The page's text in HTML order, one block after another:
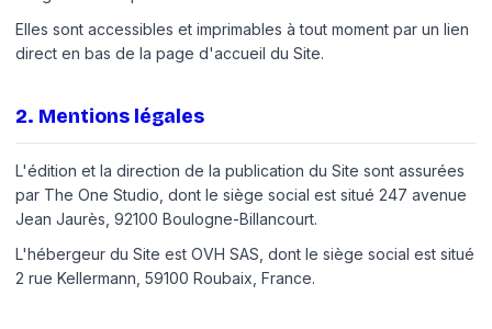
Elles sont accessibles et imprimables à tout moment par un lien
direct en bas de la page d'accueil du Site.
2. Mentions légales
L'édition et la direction de la publication du Site sont assurées
par The One Studio, dont le siège social est situé 247 avenue
Jean Jaurès, 92100 Boulogne-Billancourt.
L'hébergeur du Site est OVH SAS, dont le siège social est situé
2 rue Kellermann, 59100 Roubaix, France.